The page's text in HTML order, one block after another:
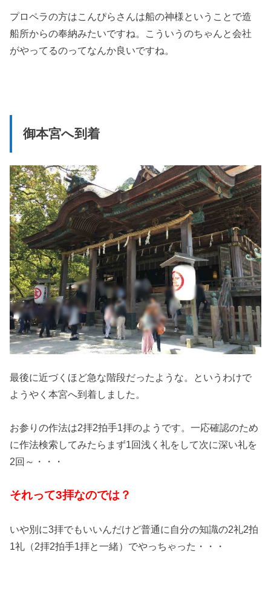
プロペラの方はこんぴらさんは船の神様ということで造
船所からの奉納みたいですね。こういうのちゃんと会社
がやってるのってなんか良いですね。
御本宮へ到着
最後に近づくほど急な階段だったような。というわけで
ようやく本宮へ到着しました。
お参りの作法は2拝2拍手1拝のようです。一応確認のため
に作法検索してみたらまず1回浅く礼をして次に深い礼を
2回～・・・
それって3拝なのでは？
いや別に3拝でもいいんだけど普通に自分の知識の2礼2拍
1礼（2拝2拍手1拝と一緒）でやっちゃった・・・